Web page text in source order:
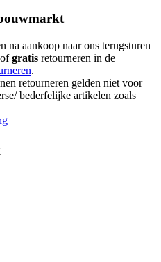
na aankoop naar ons terugsturen
gratis retourneren in de
.
retourneren gelden niet voor
bederfelijke artikelen zoals